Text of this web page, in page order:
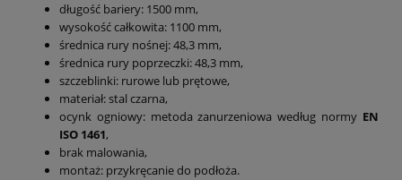
długość bariery: 1500 mm,
wysokość całkowita: 1100 mm,
średnica rury nośnej: 48,3 mm,
średnica rury poprzeczki: 48,3 mm,
szczeblinki: rurowe lub prętowe,
materiał: stal czarna,
ocynk ogniowy: metoda zanurzeniowa według normy EN
ISO 1461,
brak malowania,
montaż: przykręcanie do podłoża.